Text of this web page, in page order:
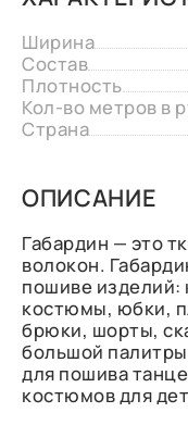
Ширина
Состав
Плотность
Кол-во метров в
Страна
ОПИСАНИЕ
Габардин — это
волокон.
пошиве изделий:
костюмы, юбки,
брюки, шорты,
большой палитры
для пошива
костюмов для